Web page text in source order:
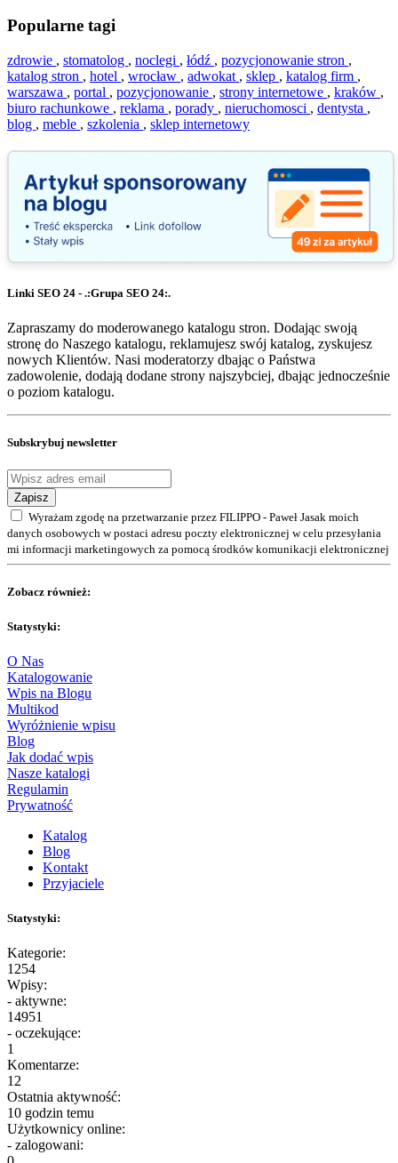
Popularne tagi
zdrowie , stomatolog , noclegi , łódź , pozycjonowanie stron ,
katalog stron , hotel , wrocław , adwokat , sklep , katalog firm ,
warszawa , portal , pozycjonowanie , strony internetowe , kraków ,
biuro rachunkowe , reklama , porady , nieruchomosci , dentysta ,
blog , meble , szkolenia , sklep internetowy
Linki SEO 24 - .:Grupa SEO 24:.
Zapraszamy do moderowanego katalogu stron. Dodając swoją
stronę do Naszego katalogu, reklamujesz swój katalog, zyskujesz
nowych Klientów. Nasi moderatorzy dbając o Państwa
zadowolenie, dodają dodane strony najszybciej, dbając jednocześnie
o poziom katalogu.
Subskrybuj newsletter
Zapisz
Wyrażam zgodę na przetwarzanie przez FILIPPO - Paweł Jasak moich
danych osobowych w postaci adresu poczty elektronicznej w celu przesyłania
mi informacji marketingowych za pomocą środków komunikacji elektronicznej
Zobacz również:
Statystyki:
O Nas
Katalogowanie
Wpis na Blogu
Multikod
Wyróżnienie wpisu
Blog
Jak dodać wpis
Nasze katalogi
Regulamin
Prywatność
Katalog
Blog
Kontakt
Przyjaciele
Statystyki:
Kategorie:
1254
Wpisy:
- aktywne:
14951
- oczekujące:
1
Komentarze:
12
Ostatnia aktywność:
10 godzin temu
Użytkownicy online:
- zalogowani: